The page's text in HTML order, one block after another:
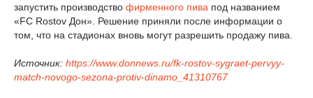
запустить производство фирменного пива под названием
«FC Rostov Дон». Решение приняли после информации о
том, что на стадионах вновь могут разрешить продажу пива.
Источник: https://www.donnews.ru/fk-rostov-sygraet-pervyy-
match-novogo-sezona-protiv-dinamo_41310767